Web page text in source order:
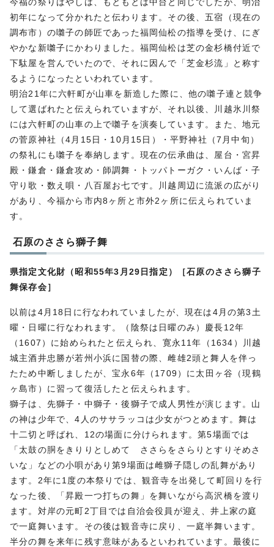
初年になって分かれたと伝わります。その後、五宿（現在の
調布市）の囃子の師匠であった福岡仙松の指導を受け、にぎ
やかな新囃子にかわりました。福岡仙松は芝の金杉橋付近で
下駄屋を営んでいたので、それに因んで「芝金杉流」と称す
るようになったといわれています。
明治21年に六軒町が山車を新造した際に、他の囃子連と競争
して選ばれたと伝えられていますが、それ以後、川越氷川祭
には六軒町の山車の上で囃子を演奏しています。また、地元
の菅原神社（4月15日・10月15日）・平野神社（7月中旬）
の祭礼にも囃子を奉納します。現在の伝承曲は、屋台・宮昇
殿・鎌倉・鎌倉攻め・師調舞・トッパトーガク・いんば・子
守り歌・数え唄・八百屋お七です。川越周辺に流派の広がり
があり、今福から市内8ヶ所と市外2ヶ所に伝えられていま
す。
石原のささら獅子舞
県指定文化財（昭和55年3月29日指定）［石原のささら獅子
舞保存会］
以前は4月18日に行なわれていましたが、現在は4月の第3土
曜・日曜に行なわれます。（陰祭は日曜のみ）慶長12年
（1607）に始められたと伝えられ、寛永11年（1634）川越
城主酒井忠勝が若州小浜に国替の際、雌雄2頭と舞人を伴っ
たため中断しましたが、宝永6年（1709）に太田ヶ谷（現鶴
ヶ島市）に習って復活したと伝えられます。
獅子は、先獅子・中獅子・後獅子で成人男性が演じます。山
の神は少年で、4人のササラッコは少女がつとめます。舞は
十二切と呼ばれ、12の場面に分けられます。第5場面では
「太鼓の胴をきりりとしめて ささらをさらりとすりそめさ
いな」などの小唄があり第9場面は雌獅子隠しの乱舞があり
ます。2年に1度の本祭りでは、観音寺を出発して町回りを行
なった後、「昇殿一つ打ちの舞」を舞いながら高沢橋を渡り
ます。対岸の元町2丁目では自治会役員が迎え、井上家の庭
で一庭舞います。その後は観音寺に戻り、一庭半舞います。
半分の舞を来年に残す意味があるといわれています。最後に